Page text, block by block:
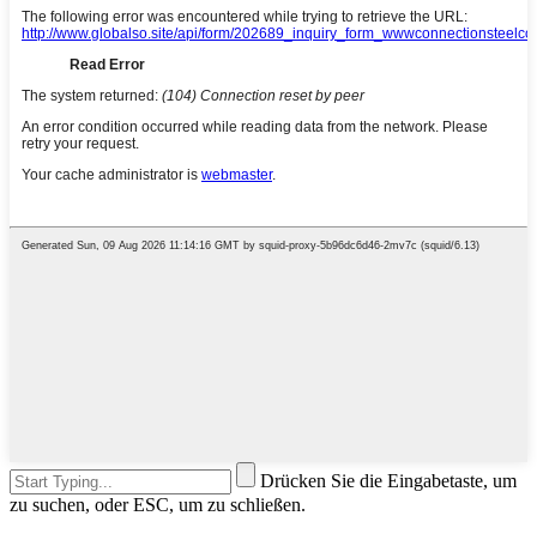
Drücken Sie die Eingabetaste, um
zu suchen, oder ESC, um zu schließen.